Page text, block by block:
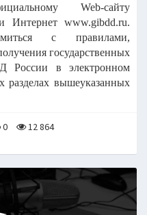
Web-сайту
www.gibdd.ru.
с правилами,
государственных
России в электронном
разделах вышеуказанных
0 12 864